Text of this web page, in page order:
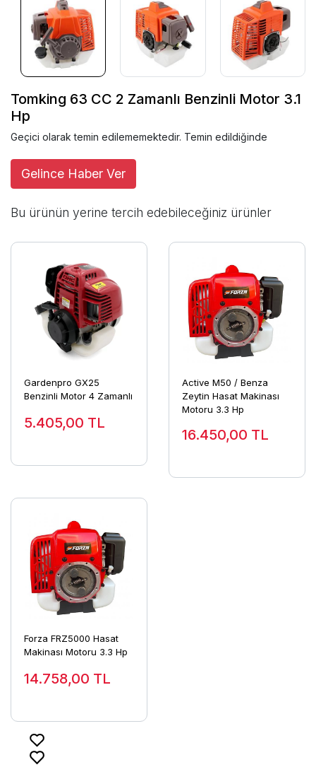
Tomking 63 CC 2 Zamanlı Benzinli Motor 3.1
Hp
Geçici olarak temin edilememektedir. Temin edildiğinde
Gelince Haber Ver
Bu ürünün yerine tercih edebileceğiniz ürünler
Gardenpro GX25
Benzinli Motor 4 Zamanlı
5.405,00 TL
Active M50 / Benza
Zeytin Hasat Makinası
Motoru 3.3 Hp
16.450,00 TL
Forza FRZ5000 Hasat
Makinası Motoru 3.3 Hp
14.758,00 TL